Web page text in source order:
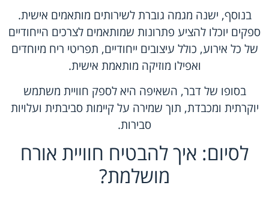
בנוסף, ישנה מגמה גוברת לשירותים מותאמים אישית.
ספקים יוכלו להציע פתרונות שמותאמים לצרכים הייחודיים
של כל אירוע, כולל עיצובים ייחודיים, תפריטי ריח מיוחדים
ואפילו מוזיקה מותאמת אישית.
בסופו של דבר, השאיפה היא לספק חוויית משתמש
יוקרתית ומכבדת, תוך שמירה על קיימות סביבתית ועלויות
סבירות.
לסיום: איך להבטיח חוויית אורח
מושלמת?